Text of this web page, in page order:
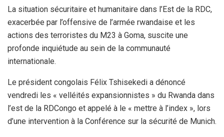
La situation sécuritaire et humanitaire dans l’Est de la RDC,
exacerbée par l’offensive de l’armée rwandaise et les
actions des terroristes du M23 à Goma, suscite une
profonde inquiétude au sein de la communauté
internationale.
Le président congolais Félix Tshisekedi a dénoncé
vendredi les « velléités expansionnistes » du Rwanda dans
l’est de la RDCongo et appelé à le « mettre à l’index », lors
d’une intervention à la Conférence sur la sécurité de Munich.